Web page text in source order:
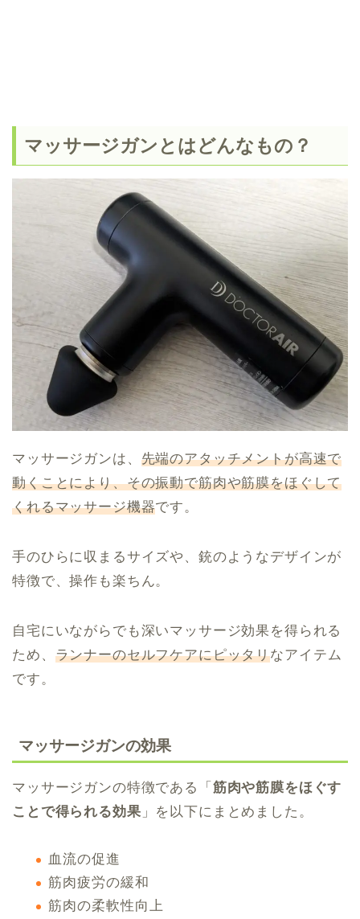
マッサージガンとはどんなもの？
マッサージガンは、 先端のアタッチメントが高速で
動くことにより、その振動で筋肉や筋膜をほぐして
くれるマッサージ機器です。
手のひらに収まるサイズや、銃のようなデザインが
特徴で、操作も楽ちん。
自宅にいながらでも深いマッサージ効果を得られる
ため、 ランナーのセルフケアにピッタリなアイテム
です。
マッサージガンの効果
マッサージガンの特徴である「 筋肉や筋膜をほぐす
ことで得られる効果 」を以下にまとめました。
血流の促進
筋肉疲労の緩和
筋肉の柔軟性向上